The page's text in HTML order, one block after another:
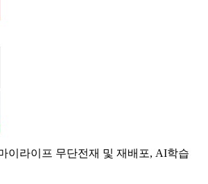
이라이프 무단전재 및 재배포, AI학습